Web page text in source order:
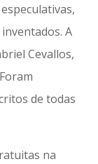
A
Cevallos,
de todas
na